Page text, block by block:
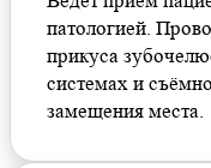
патологией.
прикуса
системах и
замещения места.